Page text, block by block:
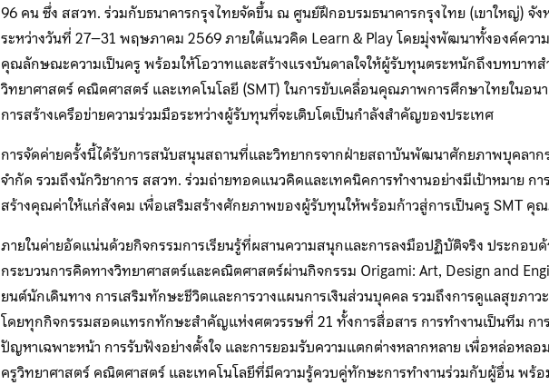
96 คน ซึ่ง สสวท. ร่วมกับธนาคารกรุงไทยจัดขึ้น ณ ศูนย์ฝึกอบรมธนาคารกรุงไทย (เขาใหญ่) จัง
ระหว่างวันที่ 27–31 พฤษภาคม 2569 ภายใต้แนวคิด Learn & Play โดยมุ่งพัฒนาทั้งองค์ควา
คุณลักษณะความเป็นครู พร้อมให้โอวาทและสร้างแรงบันดาลใจให้ผู้รับทุนตระหนักถึงบทบาท
วิทยาศาสตร์ คณิตศาสตร์ และเทคโนโลยี (SMT) ในการขับเคลื่อนคุณภาพการศึกษาไทยในอน
การสร้างเครือข่ายความร่วมมือระหว่างผู้รับทุนที่จะเติบโตเป็นกำลังสำคัญของประเทศ
การจัดค่ายครั้งนี้ได้รับการสนับสนุนสถานที่และวิทยากรจากฝ่ายสถาบันพัฒนาศักยภาพบุคลาก
จำกัด รวมถึงนักวิชาการ สสวท. ร่วมถ่ายทอดแนวคิดและเทคนิคการทำงานอย่างมีเป้าหมาย ก
สร้างคุณค่าให้แก่สังคม เพื่อเสริมสร้างศักยภาพของผู้รับทุนให้พร้อมก้าวสู่การเป็นครู SMT คุ
ภายในค่ายอัดแน่นด้วยกิจกรรมการเรียนรู้ที่ผสานความสนุกและการลงมือปฏิบัติจริง ประกอบ
กระบวนการคิดทางวิทยาศาสตร์และคณิตศาสตร์ผ่านกิจกรรม Origami: Art, Design and
ยนต์นักเดินทาง การเสริมทักษะชีวิตและการวางแผนการเงินส่วนบุคคล รวมถึงการดูแลสุขภาว
โดยทุกกิจกรรมสอดแทรกทักษะสำคัญแห่งศตวรรษที่ 21 ทั้งการสื่อสาร การทำงานเป็นทีม กา
ปัญหาเฉพาะหน้า การรับฟังอย่างตั้งใจ และการยอมรับความแตกต่างหลากหลาย เพื่อหล่อหลอ
ครูวิทยาศาสตร์ คณิตศาสตร์ และเทคโนโลยีที่มีความรู้ควบคู่ทักษะการทำงานร่วมกับผู้อื่น พร้อ